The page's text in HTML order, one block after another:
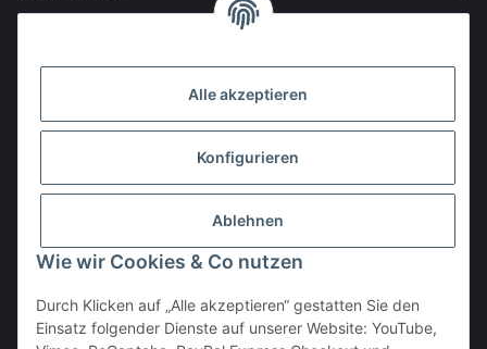
Vertrag widerrufen
Alle akzeptieren
Konfigurieren
Ablehnen
Wie wir Cookies & Co nutzen
Durch Klicken auf „Alle akzeptieren“ gestatten Sie den
Einsatz folgender Dienste auf unserer Website: YouTube,